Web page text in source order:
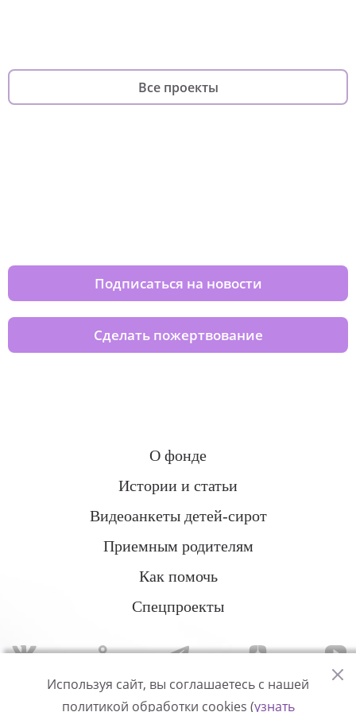
Все проекты
Подписаться на новости
Сделать пожертвование
О фонде
Истории и статьи
Видеоанкеты детей-сирот
Приемным родителям
Как помочь
Спецпроекты
Используя сайт, вы соглашаетесь с нашей
политикой обработки cookies (узнать